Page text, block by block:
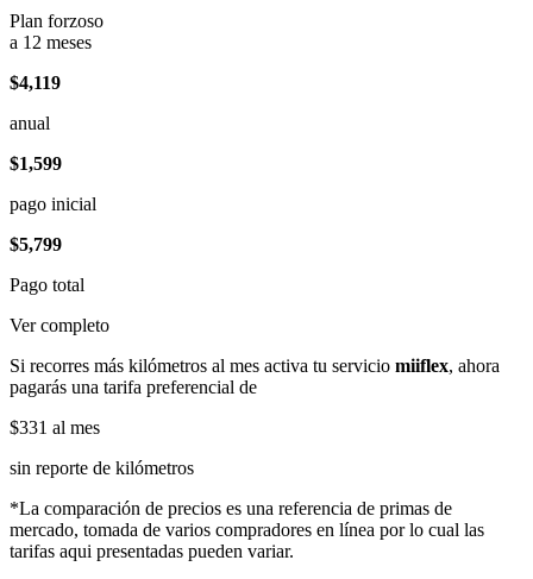
Plan forzoso
a 12 meses
$4,119
anual
$1,599
pago inicial
$5,799
Pago total
Ver completo
Si recorres más kilómetros al mes activa tu servicio miiflex, ahora
pagarás una tarifa preferencial de
$331 al mes
sin reporte de kilómetros
*La comparación de precios es una referencia de primas de
mercado, tomada de varios compradores en línea por lo cual las
tarifas aqui presentadas pueden variar.